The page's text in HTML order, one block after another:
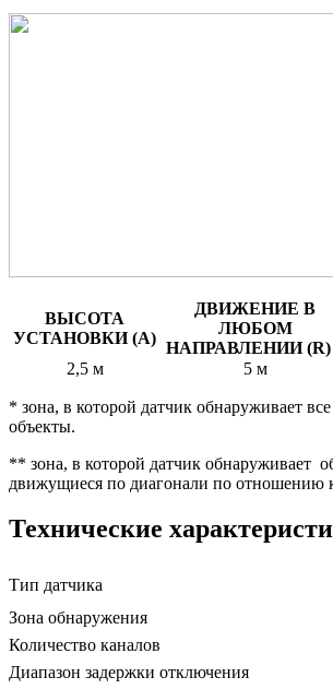
ВЫСОТА
УСТАНОВКИ (A)
ДВИЖЕНИЕ В
ЛЮБОМ
НАПРАВЛЕНИИ (R)
2,5 м
5 м
* зона, в которой датчик обнаруживает
объекты.
** зона, в которой датчик обнаруживает
движущиеся по диагонали по отношению
Технические
Тип датчика
Зона обнаружения
Количество каналов
Диапазон задержки отключения